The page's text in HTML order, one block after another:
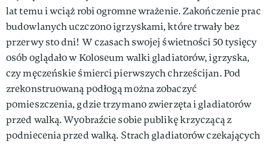
lat temu i wciąż robi ogromne wrażenie. Zakończenie prac
budowlanych uczczono igrzyskami, które trwały bez
przerwy sto dni! W czasach swojej świetności 50 tysięcy
osób oglądało w Koloseum walki gladiatorów, igrzyska,
czy męczeńskie śmierci pierwszych chrześcijan. Pod
zrekonstruowaną podłogą można zobaczyć
pomieszczenia, gdzie trzymano zwierzęta i gladiatorów
przed walką. Wyobraźcie sobie publikę krzyczącą z
podniecenia przed walką. Strach gladiatorów czekających